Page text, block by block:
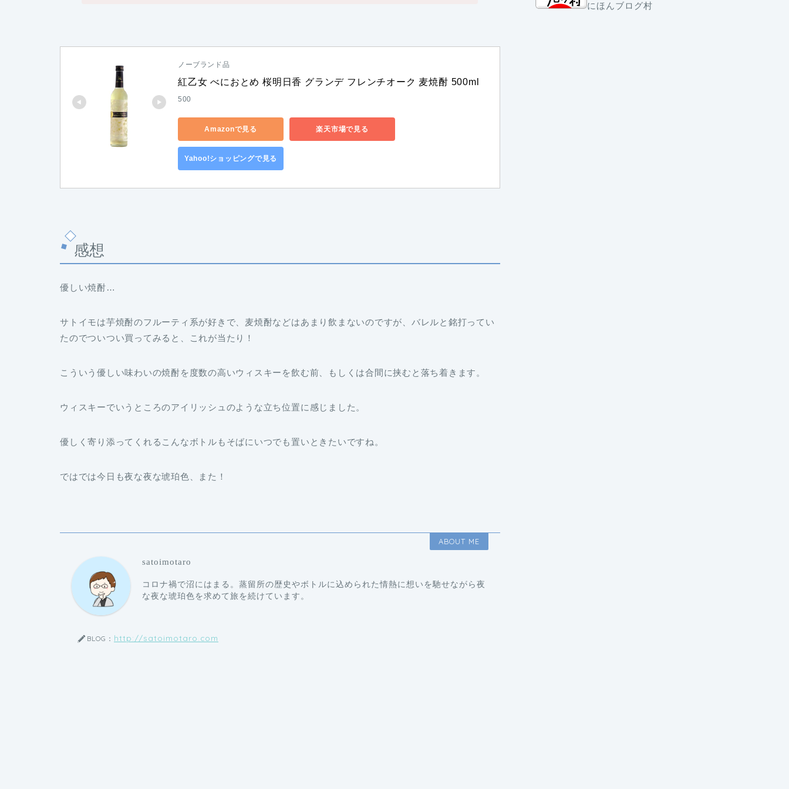
ノーブランド品
紅乙女 べにおとめ 桜明日香 グランデ フレンチオーク 麦焼酎 500ml
500
Amazonで見る 楽天市場で見る
Yahoo!ショッピングで見る
感想
優しい焼酎…
サトイモは芋焼酎のフルーティ系が好きで、麦焼酎などはあまり飲まないのですが、バレルと銘打ってい
たのでついつい買ってみると、これが当たり！
こういう優しい味わいの焼酎を度数の高いウィスキーを飲む前、もしくは合間に挟むと落ち着きます。
ウィスキーでいうところのアイリッシュのような立ち位置に感じました。
優しく寄り添ってくれるこんなボトルもそばにいつでも置いときたいですね。
ではでは今日も夜な夜な琥珀色、また！
ABOUT ME
satoimotaro
コロナ禍で沼にはまる。蒸留所の歴史やボトルに込められた情熱に想いを馳せながら夜
な夜な琥珀色を求めて旅を続けています。
BLOG： http://satoimotaro.com
にほんブログ村